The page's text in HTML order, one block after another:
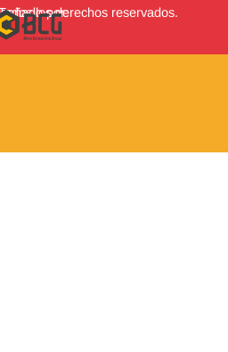
a
g
r
a
o
los derechos reservados.
por: